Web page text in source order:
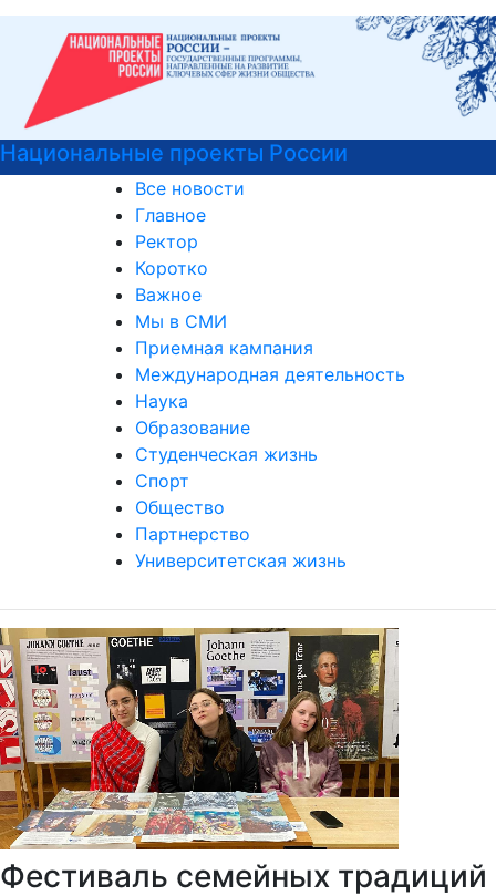
Центр карьеры
Все новости
Главное
Ректор
Коротко
Важное
Мы в СМИ
Приемная кампания
Международная деятельность
Наука
Образование
Студенческая жизнь
Спорт
Общество
Партнерство
Университетская жизнь
Фестиваль семейных традиций